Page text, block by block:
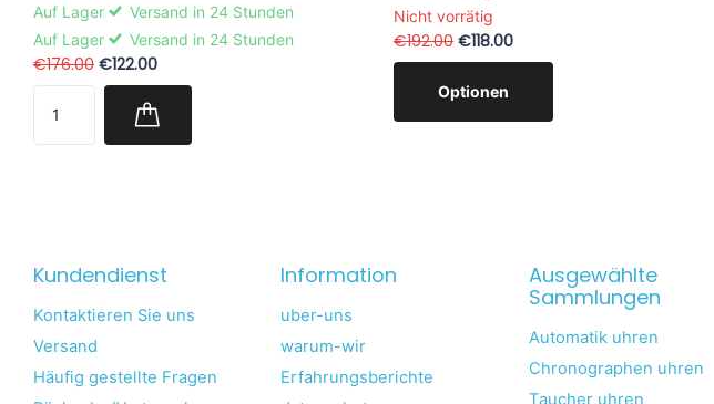
Auf Lager
Versand in 24 Stunden
Auf Lager
Versand in 24 Stunden
€176.00 €122.00
Nicht vorrätig
€192.00 €118.00
Optionen
Kundendienst
Kontaktieren Sie uns
Versand
Häufig gestellte Fragen
Information
uber-uns
warum-wir
Erfahrungsberichte
Ausgewählte
Sammlungen
Automatik uhren
Chronographen uhren
Taucher uhren